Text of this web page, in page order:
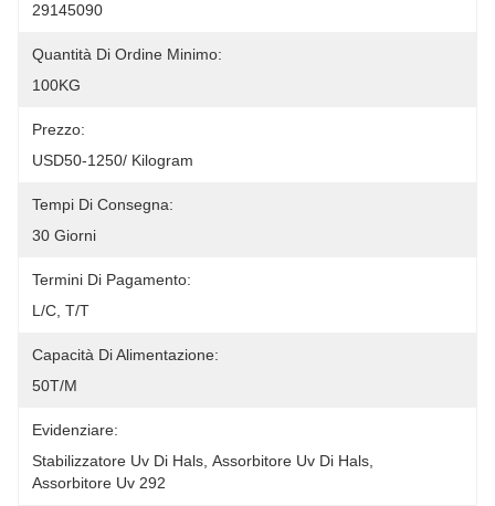
29145090
Quantità Di Ordine Minimo:
100KG
Prezzo:
USD50-1250/ Kilogram
Tempi Di Consegna:
30 Giorni
Termini Di Pagamento:
L/C, T/T
Capacità Di Alimentazione:
50T/M
Evidenziare:
Stabilizzatore Uv Di Hals Assorbitore Uv Di Hals
Assorbitore Uv 292